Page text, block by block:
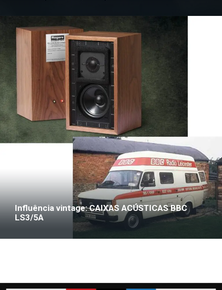
Influência vintage: CAIXAS ACÚSTICAS BBC
LS3/5A